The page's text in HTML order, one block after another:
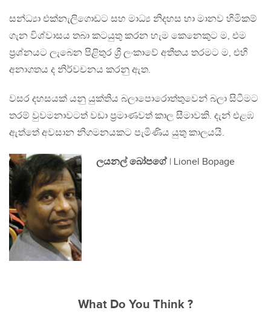
සන්ධ්‍යා එක්නැලිගොඩට සහ මාධ්‍ය නිදහස හා මානව හිමිකම්
ගැන විශ්වාසය තබා කටයුතු කරන හැම කෙනෙකුට ම, එම
ප්‍රශ්නයට ලැබෙන පිළිතුර ශ්‍රී ලංකාවේ අතීතය තරමට ම, එහි
අනාගතය ද නිර්වචනය කරනු ඇත.
වසර දහසයක් යනු යුක්තිය බලාපොරොත්තුවෙන් බලා සිටීමට
තරම් වුවමනාවටත් වඩා ප්‍රමාණවත් කාල සීමාවකි. දැන් එළඹ
ඇත්තේ අවසාන නිගමනයකට පැමිණිය යුතු කාලයයි.
ලයනල් බෝපගේ| Lionel Bopage
What Do You Think ?